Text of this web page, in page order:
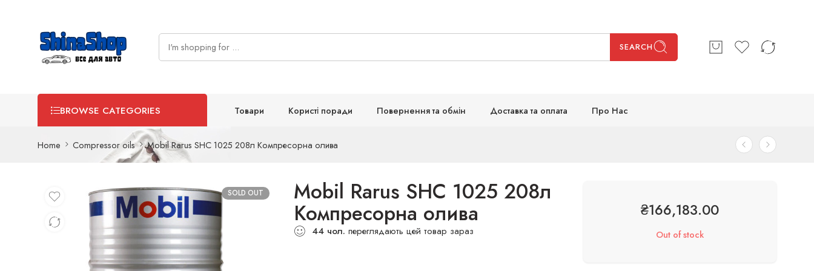
SEARCH
BROWSE CATEGORIES Товари Користі поради Повернення та обмін Доставка та оплата Про Нас
Home Compressor oils Mobil Rarus SHC 1025 208л Компресорна олива
SOLD OUT Mobil Rarus SHC 1025 208л
Компресорна олива
44 чол. переглядають цей товар зараз
₴166,183.00
Out of stock